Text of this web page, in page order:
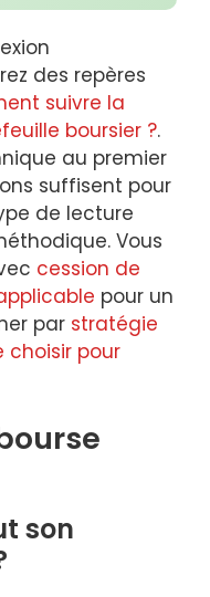
des repères
suivre la
boursier ?.
au premier
suffisent pour
de lecture
Vous
cession de
pour un
par stratégie
choisir pour
son